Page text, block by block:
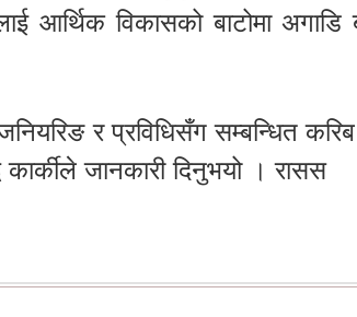
आर्थिक विकासको बाटोमा अगाडि
र प्रविधिसँग सम्बन्धित
जानकारी दिनुभयो । रासस